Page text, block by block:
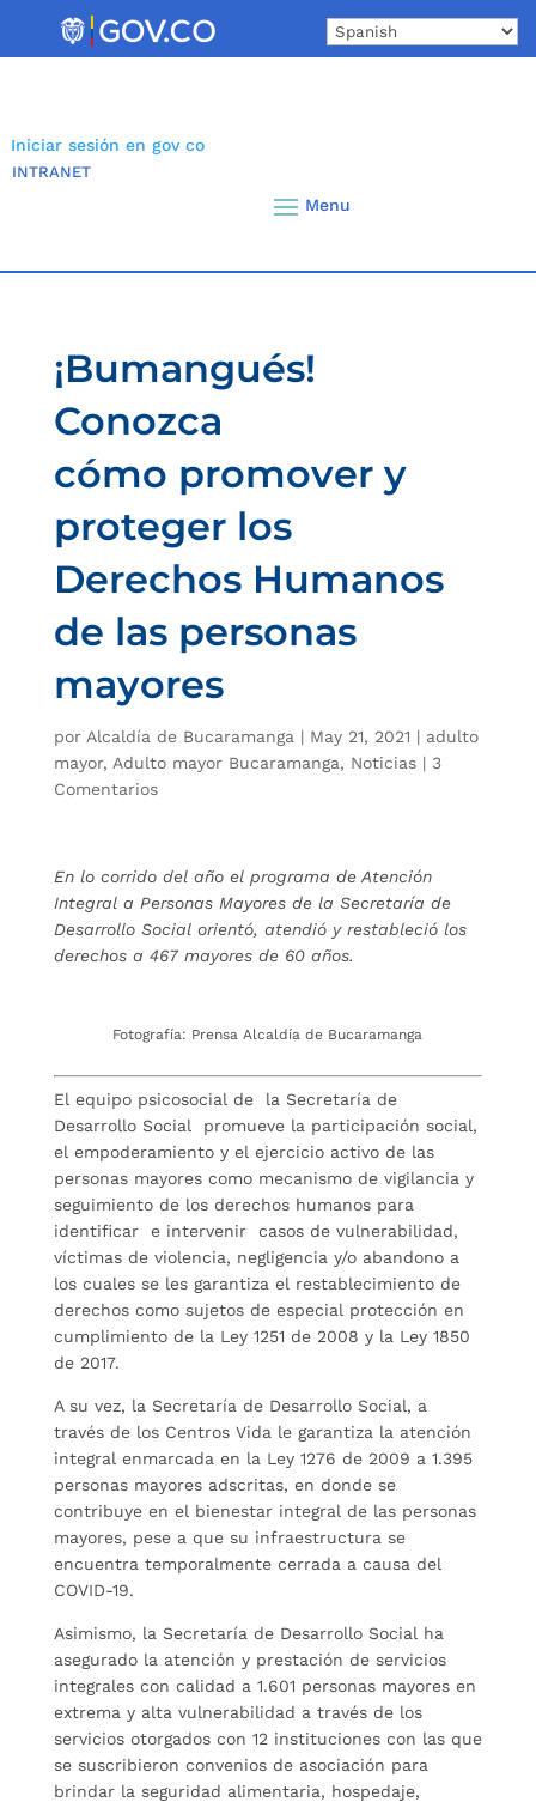
Iniciar sesión en gov co
INTRANET
¡Bumangués!
Conozca
cómo promover y
proteger los
Derechos Humanos
de las personas
mayores
por Alcaldía de Bucaramanga | May 21, 2021 | adulto
mayor, Adulto mayor Bucaramanga, Noticias| 3
Comentarios
En lo corrido del año el programa de Atención
Integral a Personas Mayores de la Secretaría de
Desarrollo Social orientó, atendió y restableció los
derechos a 467 mayores de 60 años.
Fotografía: Prensa Alcaldía de Bucaramanga
El equipo psicosocial de la Secretaría de
Desarrollo Social promueve la participación social,
el empoderamiento y el ejercicio activo de las
personas mayores como mecanismo de vigilancia y
seguimiento de los derechos humanos para
identificar e intervenir casos de vulnerabilidad,
víctimas de violencia, negligencia y/o abandono a
los cuales se les garantiza el restablecimiento de
derechos como sujetos de especial protección en
cumplimiento de la Ley 1251 de 2008 y la Ley 1850
de 2017.
A su vez, la Secretaría de Desarrollo Social, a
través de los Centros Vida le garantiza la atención
integral enmarcada en la Ley 1276 de 2009 a 1.395
personas mayores adscritas, en donde se
contribuye en el bienestar integral de las personas
mayores, pese a que su infraestructura se
encuentra temporalmente cerrada a causa del
COVID-19.
Asimismo, la Secretaría de Desarrollo Social ha
asegurado la atención y prestación de servicios
integrales con calidad a 1.601 personas mayores en
extrema y alta vulnerabilidad a través de los
servicios otorgados con 12 instituciones con las que
se suscribieron convenios de asociación para
brindar la seguridad alimentaria, hospedaje,